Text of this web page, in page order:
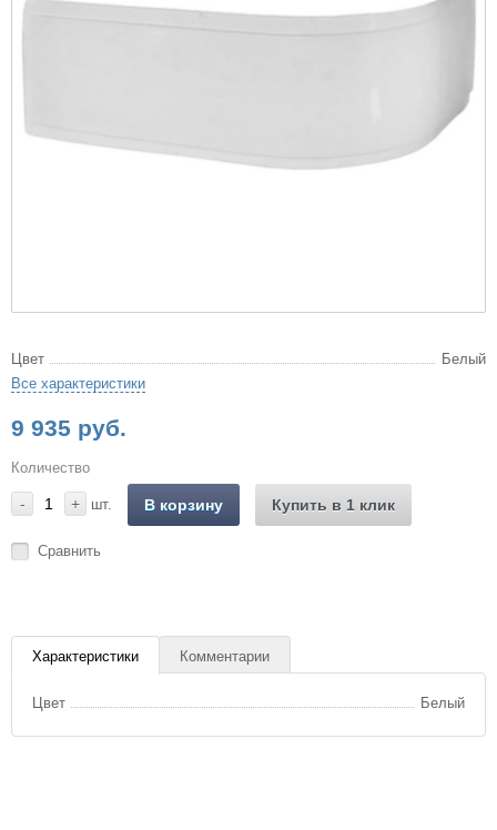
Цвет
Белый
Все характеристики
9 935 руб.
Количество
- + шт. В корзину Купить в 1 клик
Сравнить
Характеристики Комментарии
Цвет Белый